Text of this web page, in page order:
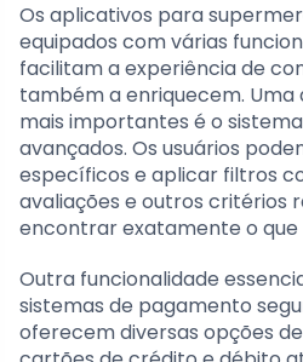
Os aplicativos para
equipados com várias
facilitam a experiência de
também a enriquecem. Uma
mais importantes é o
avançados. Os usuários
específicos e aplicar filtros
avaliações e outros critérios
encontrar exatamente o
Outra funcionalidade
sistemas de pagamento
oferecem diversas opções